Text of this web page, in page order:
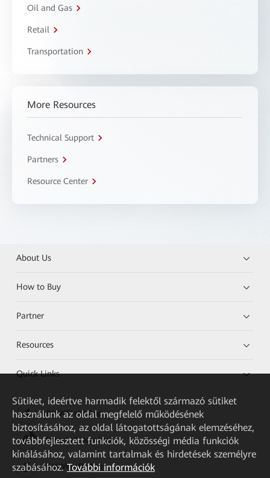
Oil and Gas
Retail
Transportation
More Resources
Technical Support
Partners
Resource Center
About Us
How to Buy
Partner
Resources
Quick Links
HUAWEI eKit App
Huawei HiKnow App
HUAWEI eFly App
Sütiket, ideértve harmadik felektől származó sütiket
használunk az oldal megfelelő működésének
biztosításához, az oldal látogatottságának elemzéséhez,
továbbfejlesztett funkciók, közösségi média funkciók
kínálásához, valamint tartalmak és hirdetések személyre
szabásához. További információk